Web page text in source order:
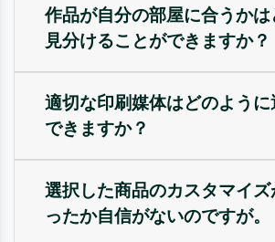
作品が自分の部屋に合うか
見分けることができますか？
適切な印刷媒体はどのよう
できますか？
選択した商品のカスタマイ
ったか自信がないのですが。